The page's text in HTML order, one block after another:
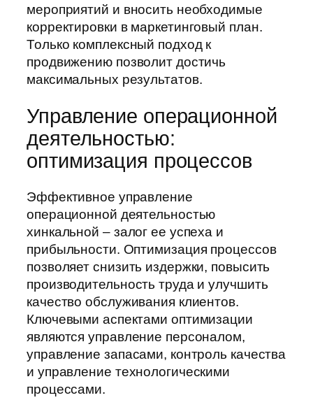
мероприятий и вносить необходимые
корректировки в маркетинговый план.
Только комплексный подход к
продвижению позволит достичь
максимальных результатов.
Управление операционной
деятельностью:
оптимизация процессов
Эффективное управление
операционной деятельностью
хинкальной – залог ее успеха и
прибыльности. Оптимизация процессов
позволяет снизить издержки, повысить
производительность труда и улучшить
качество обслуживания клиентов.
Ключевыми аспектами оптимизации
являются управление персоналом,
управление запасами, контроль качества
и управление технологическими
процессами.